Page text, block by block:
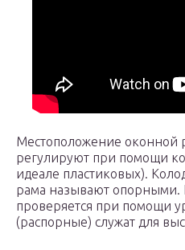
Местоположение оконной
регулируют при помощи
идеале пластиковых).
рама называют опорными.
проверяется при помощи
(распорные) служат для